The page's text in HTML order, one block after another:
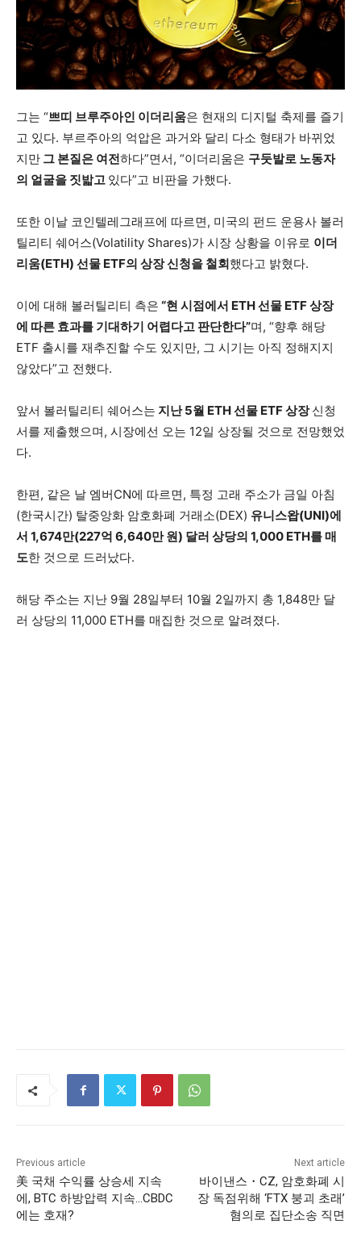
그는 “쁘띠 브루주아인 이더리움은 현재의 디지털 축제를 즐기
고 있다. 부르주아의 억압은 과거와 달리 다소 형태가 바뀌었
지만 그 본질은 여전하다”면서, “이더리움은 구둣발로 노동자
의 얼굴을 짓밟고 있다”고 비판을 가했다.
또한 이날 코인텔레그래프에 따르면, 미국의 펀드 운용사 볼러
틸리티 쉐어스(Volatility Shares)가 시장 상황을 이유로 이더
리움(ETH) 선물 ETF의 상장 신청을 철회했다고 밝혔다.
이에 대해 볼러틸리티 측은 “현 시점에서 ETH 선물 ETF 상장
에 따른 효과를 기대하기 어렵다고 판단한다”며, “향후 해당
ETF 출시를 재추진할 수도 있지만, 그 시기는 아직 정해지지
않았다”고 전했다.
앞서 볼러틸리티 쉐어스는 지난 5월 ETH 선물 ETF 상장신청
서를 제출했으며, 시장에선 오는 12일 상장될 것으로 전망했었
다.
한편, 같은 날 엠버CN에 따르면, 특정 고래 주소가 금일 아침
(한국시간) 탈중앙화 암호화폐 거래소(DEX) 유니스왑(UNI)에
서 1,674만(227억 6,640만 원) 달러 상당의 1,000 ETH를 매
도한 것으로 드러났다.
해당 주소는 지난 9월 28일부터 10월 2일까지 총 1,848만 달
러 상당의 11,000 ETH를 매집한 것으로 알려졌다.
Previous article
美 국채 수익률 상승세 지속
에, BTC 하방압력 지속…CBDC
에는 호재?
Next article
바이낸스・CZ, 암호화폐 시
장 독점위해 ‘FTX 붕괴 초래’
혐의로 집단소송 직면